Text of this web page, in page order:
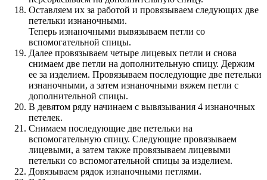
Оставляем их за работой и провязываем следующих две
петельки изнаночными.
Теперь изнаночными вывязываем петли со
вспомогательной спицы.
Далее провязываем четыре лицевых петли и снова
снимаем две петли на дополнительную спицу. Держим
ее за изделием. Провязываем последующие две петельки
изнаночными, а затем изнаночными вяжем петли с
дополнительной спицы.
В девятом ряду начинаем с вывязывания 4 изнаночных
петелек.
Снимаем последующие две петельки на
вспомогательную спицу. Следующие провязываем
лицевыми, а затем также провязываем лицевыми
петельки со вспомогательной спицы за изделием.
Довязываем рядок изнаночными петлями.